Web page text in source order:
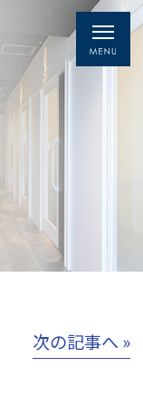
次の記事へ »